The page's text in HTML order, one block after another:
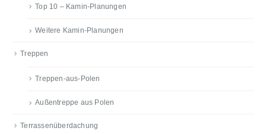
Top 10 – Kamin-Planungen
Weitere Kamin-Planungen
Treppen
Treppen-aus-Polen
Außentreppe aus Polen
Terrassenüberdachung